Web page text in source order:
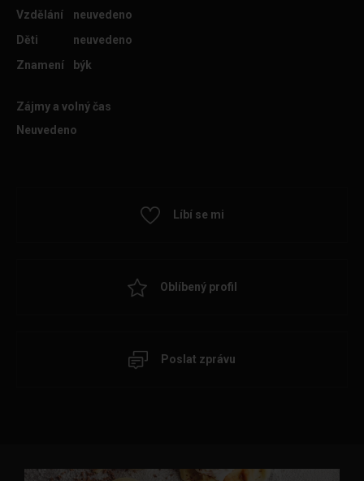
Vzdělání
neuvedeno
Děti
neuvedeno
Znamení
býk
Zájmy a volný čas
Neuvedeno
Líbí se mi
Oblíbený profil
Poslat zprávu